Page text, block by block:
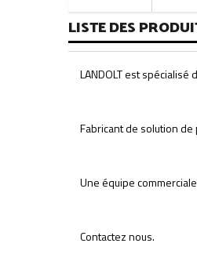
LISTE DES
LANDOLT est
Fabricant de solution
Une équipe
Contactez nous.